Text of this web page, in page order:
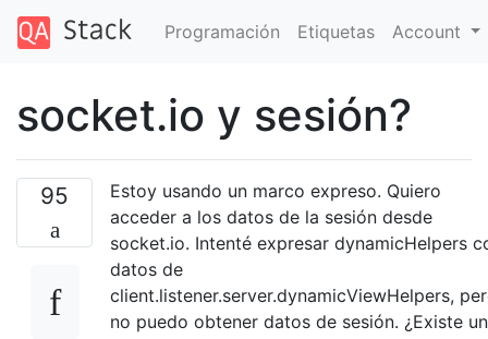
Programación Etiquetas Account
socket.io y sesión?
95
Estoy usando un marco expreso. Quiero
acceder a los datos de la sesión desde
socket.io. Intenté expresar dynamicHelpers
datos de
client.listener.server.dynamicViewHelpers,
no puedo obtener datos de sesión. ¿Existe